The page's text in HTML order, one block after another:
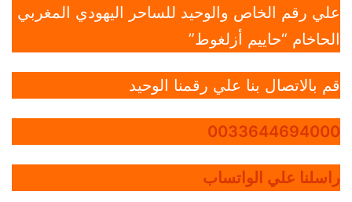
علي رقم الخاص والوحيد للساحر اليهودي المغربي
الحاخام “حاييم أزلغوط”
قم بالاتصال بنا علي رقمنا الوحيد
0033644694000
راسلنا علي الواتساب